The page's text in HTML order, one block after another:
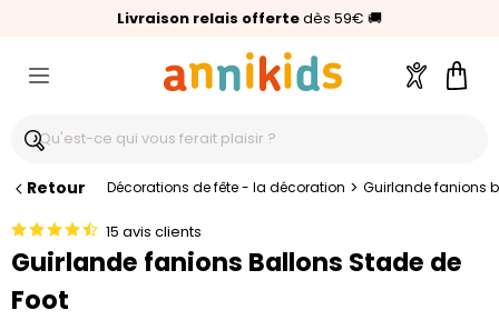
Livraison relais offertedès 59€ 🚚
🥇Palmarès Capital 2025 :Annikids N°1
⭐⭐⭐⭐⭐4,6/5(24 000 avis clients)
Compte
Retour Décorations de fête - la décoration > Guirlande fanions
15 avis clients
Guirlande fanions Ballons Stade de
Foot